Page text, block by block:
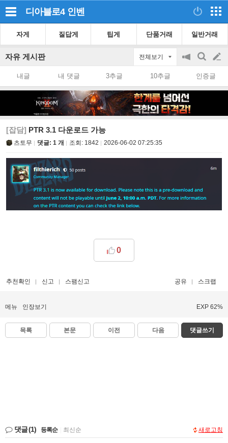
디아블로4 인벤
자게 질답게 팁게 단품거래 일반거래
자유 게시판 전체보기
공
on/off
검
색
글
쓰
내글 내 댓글 3추글 10추글 인증글
[잡담] PTR 3.1 다운로드 가능
츠토무 댓글: 1 개 조회: 1842 2026-06-02 07:25:35
0
추천확인 신고 스팸신고 공유 스크랩
메뉴 인장보기 EXP 62%
목록 본문 이전 다음 댓글쓰기
댓글(1) 등록순 최신순 새로고침